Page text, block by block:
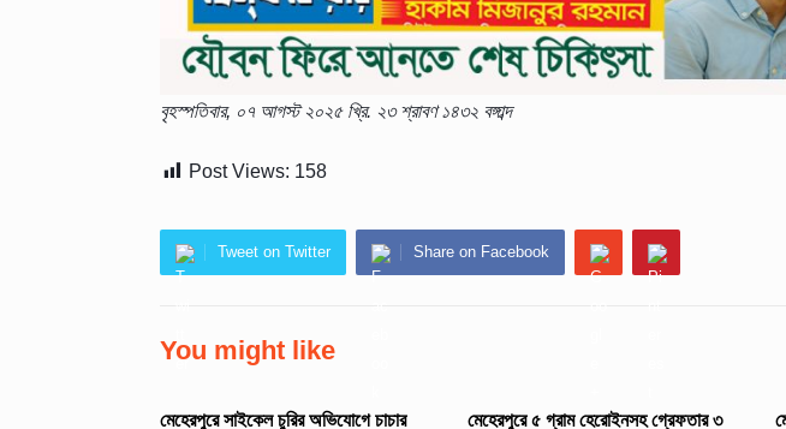
বৃহস্পতিবার, ০৭ আগস্ট ২০২৫ খ্রি. ২৩ শ্রাবণ ১৪৩২ বঙ্গাব্দ
Post Views: 158
Tweet on Twitter Share on Facebook
You might like
মেহেরপুরে সাইকেল চুরির অভিযোগে চাচার মেহেরপুরে ৫ গ্রাম হেরোইনসহ গ্রেফতার ৩